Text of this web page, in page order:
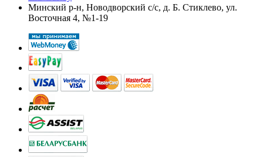
Минский р-н, Новодворский с/с, д. Б. Стиклево, ул.
Восточная 4, №1-19